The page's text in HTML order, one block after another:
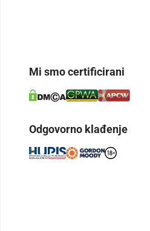
Mi smo certificirani
Odgovorno klađenje